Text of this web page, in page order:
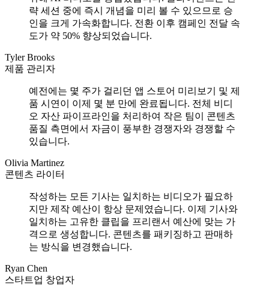
략 세션 중에 즉시 개념을 미리 볼 수 있으므로 승
인을 크게 가속화합니다. 전환 이후 캠페인 전달 속
도가 약 50% 향상되었습니다.
Tyler Brooks
제품 관리자
예전에는 몇 주가 걸리던 앱 스토어 미리보기 및 제
품 시연이 이제 몇 분 만에 완료됩니다. 전체 비디
오 자산 파이프라인을 처리하여 작은 팀이 콘텐츠
품질 측면에서 자금이 풍부한 경쟁자와 경쟁할 수
있습니다.
Olivia Martinez
콘텐츠 라이터
작성하는 모든 기사는 일치하는 비디오가 필요하
지만 제작 예산이 항상 문제였습니다. 이제 기사와
일치하는 고유한 클립을 프리랜서 예산에 맞는 가
격으로 생성합니다. 콘텐츠를 패키징하고 판매하
는 방식을 변경했습니다.
Ryan Chen
스타트업 창업자